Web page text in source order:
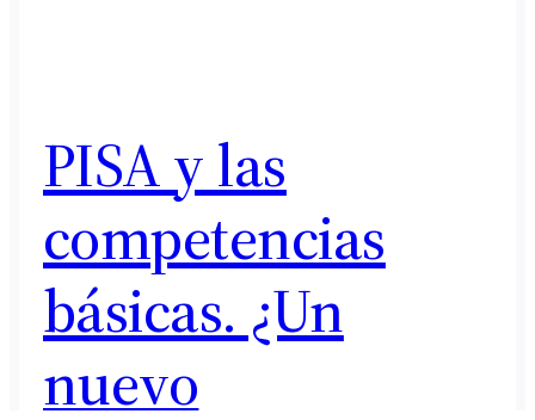
PISA y las
competencias
básicas. ¿Un
nuevo